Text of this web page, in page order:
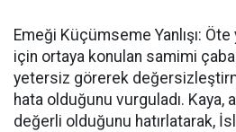
Emeği Küçümseme Yanlışı: Öte
için ortaya konulan samimi
yetersiz görerek
hata olduğunu vurguladı. Kaya,
değerli olduğunu hatırlatarak,